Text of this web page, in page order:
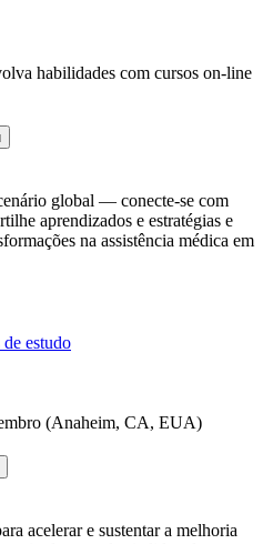
habilidades com cursos on-line
global — conecte-se com
aprendizados e estratégias e
na assistência médica em
estudo
(Anaheim, CA, EUA)
acelerar e sustentar a melhoria